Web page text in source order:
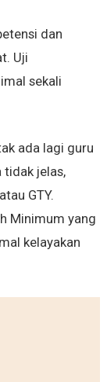
dan
Uji
sekali
ada lagi guru
tidak jelas,
GTY.
Minimum yang
kelayakan